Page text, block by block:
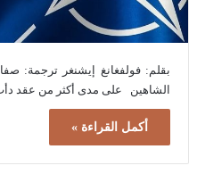
بقلم: فولفغانغ إيشنغر ترجمة:
الشاهين على مدى أكثر من عقد
أكمل القراءة »